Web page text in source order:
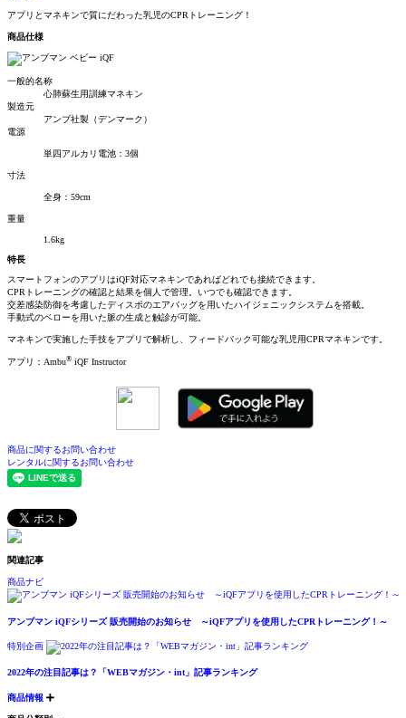
アプリとマネキンで質にだわった乳児のCPRトレーニング！
商品仕様
一般的名称
心肺蘇生用訓練マネキン
製造元
アンブ社製（デンマーク）
電源
単四アルカリ電池：3個
寸法
全身：59cm
重量
1.6kg
特長
スマートフォンのアプリはiQF対応マネキンであればどれでも接続できます。
CPRトレーニングの確認と結果を個人で管理。いつでも確認できます。
交差感染防御を考慮したディスポのエアバッグを用いたハイジェニックシステムを搭載。
手動式のベローを用いた脈の生成と触診が可能。
マネキンで実施した手技をアプリで解析し、フィードバック可能な乳児用CPRマネキンです。
アプリ：Ambu® iQF Instructor
商品に関するお問い合わせ
レンタルに関するお問い合わせ
関連記事
商品ナビ
アンブマン iQFシリーズ 販売開始のお知らせ ～iQFアプリを使用したCPRトレーニング！～
特別企画
2022年の注目記事は？「WEBマガジン・int」記事ランキング
商品情報